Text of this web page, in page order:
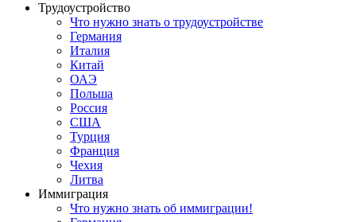
Трудоустройство
Что нужно знать о трудоустройстве
Германия
Италия
Китай
ОАЭ
Польша
Россия
США
Турция
Франция
Чехия
Литва
Иммиграция
Что нужно знать об иммиграции!